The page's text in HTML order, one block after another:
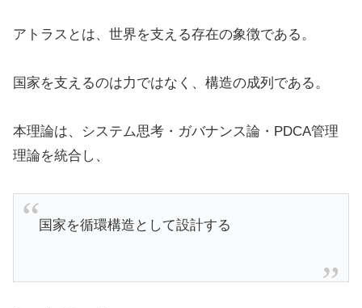
アトラスとは、世界を支える存在の象徴である。
国家を支えるのは力ではなく、構造の成列である。
本理論は、システム思考・ガバナンス論・PDCA管理
理論を統合し、
国家を循環構造として設計する